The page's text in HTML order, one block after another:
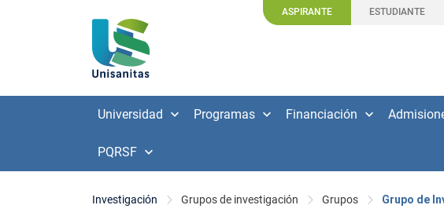
ASPIRANTE ESTUDIANTE
Universidad Programas Financiación
PQRSF
Investigación Grupos de investigación Grupos Grupo de